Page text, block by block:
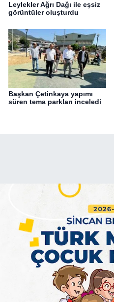
Leylekler Ağrı Dağı ile eşsiz
görüntüler oluşturdu
Başkan Çetinkaya yapımı
süren tema parkları inceledi